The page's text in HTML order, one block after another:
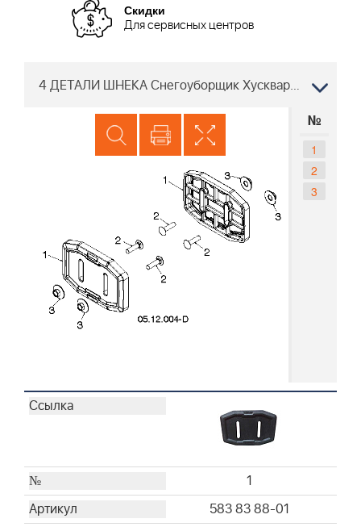
Скидки
Для сервисных центров
4 ДЕТАЛИ ШНЕКА Снегоуборщик Хускварна ST227P, 96193009701 2014-06
№
1
2
3
1
583 83 88-01